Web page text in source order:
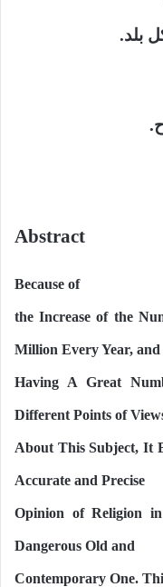
بلد.
Abstract
Because of
the Increase of the
Million Every Year, and
Having A Great
Different Points of
About This Subject, It
Accurate and Precise
Opinion of Religion
Dangerous Old and
Contemporary One.